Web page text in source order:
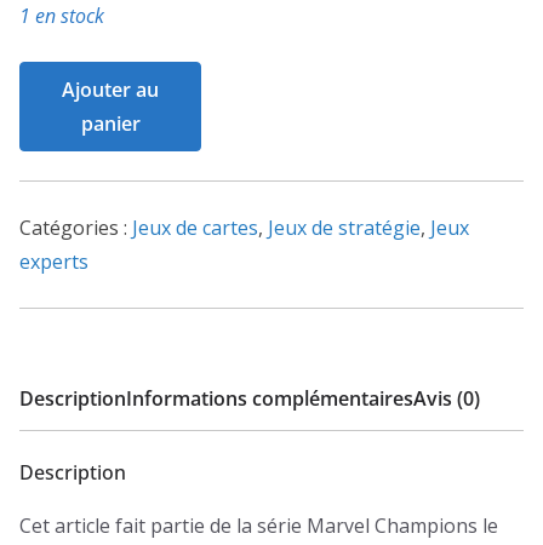
1 en stock
quantité
Marvel
Champion
Jubilee
Ajouter au
panier
Catégories : Jeux de cartes, Jeux de stratégie, Jeux
experts
DescriptionInformations complémentairesAvis (0)
Description
Cet article fait partie de la série Marvel Champions le